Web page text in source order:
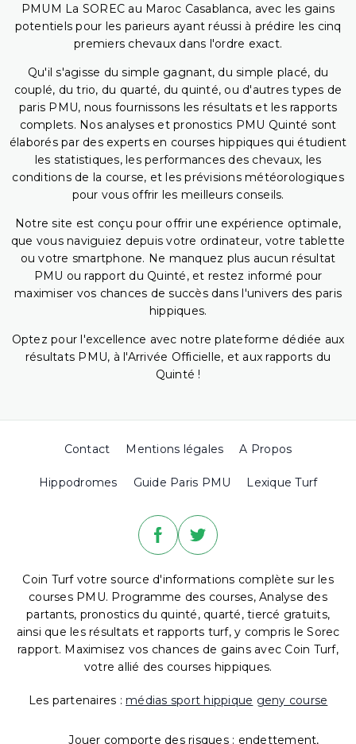
PMUM La SOREC au Maroc Casablanca, avec les gains
potentiels pour les parieurs ayant réussi à prédire les cinq
premiers chevaux dans l'ordre exact.
Qu'il s'agisse du simple gagnant, du simple placé, du
couplé, du trio, du quarté, du quinté, ou d'autres types de
paris PMU, nous fournissons les résultats et les rapports
complets. Nos analyses et pronostics PMU Quinté sont
élaborés par des experts en courses hippiques qui étudient
les statistiques, les performances des chevaux, les
conditions de la course, et les prévisions météorologiques
pour vous offrir les meilleurs conseils.
Notre site est conçu pour offrir une expérience optimale,
que vous naviguiez depuis votre ordinateur, votre tablette
ou votre smartphone. Ne manquez plus aucun résultat
PMU ou rapport du Quinté, et restez informé pour
maximiser vos chances de succès dans l'univers des paris
hippiques.
Optez pour l'excellence avec notre plateforme dédiée aux
résultats PMU, à l'Arrivée Officielle, et aux rapports du
Quinté !
Contact Mentions légales A Propos
Hippodromes Guide Paris PMU Lexique Turf
Coin Turf votre source d'informations complète sur les
courses PMU. Programme des courses, Analyse des
partants, pronostics du quinté, quarté, tiercé gratuits,
ainsi que les résultats et rapports turf, y compris le Sorec
rapport. Maximisez vos chances de gains avec Coin Turf,
votre allié des courses hippiques.
Les partenaires : médias sport hippique geny course
Jouer comporte des risques : endettement,